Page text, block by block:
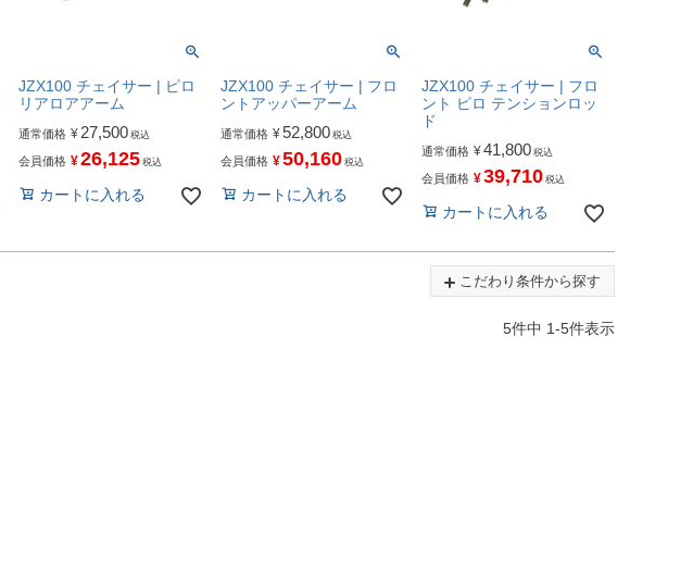
JZX100 チェイサー | ピロ
リアロアアーム
通常価格 ¥ 27,500 税込
会員価格 ¥26,125 税込
カートに入れる
JZX100 チェイサー | フロ
ントアッパーアーム
通常価格 ¥52,800 税込
会員価格 ¥50,160 税込
カートに入れる
JZX100 チェイサー | フロ
ント ピロ テンションロッ
ド
通常価格 ¥41,800 税込
会員価格 ¥39,710 税込
カートに入れる
こだわり条件から探す
5件中 1-5件表示